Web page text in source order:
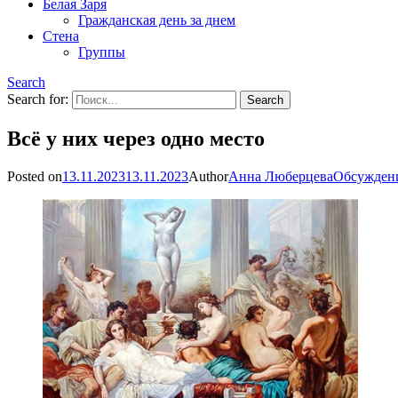
Белая Заря
Гражданская день за днем
Стена
Группы
Search
Search for:
Всё у них через одно место
Posted on13.11.202313.11.2023AuthorАнна Люберцева